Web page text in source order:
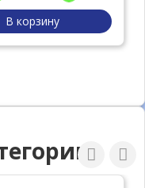
В корзину